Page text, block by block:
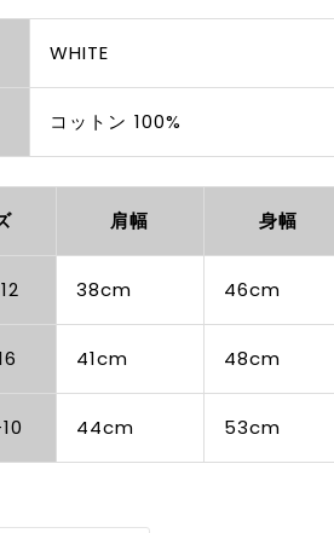
WHITE
コットン 100%
肩幅 身幅
38cm 46cm
41cm 48cm
44cm 53cm